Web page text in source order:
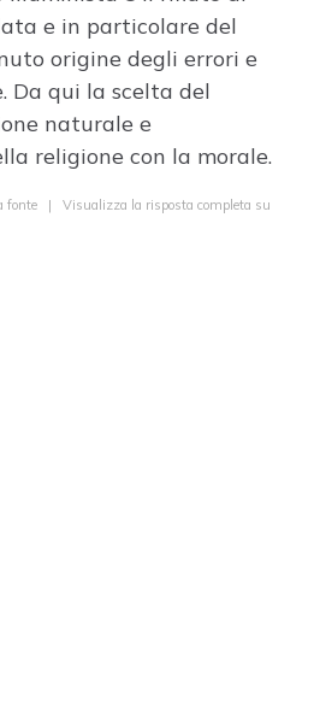
e in particolare del
origine degli errori e
Da qui la scelta del
naturale e
religione con la morale.
fonte | Visualizza la risposta completa su